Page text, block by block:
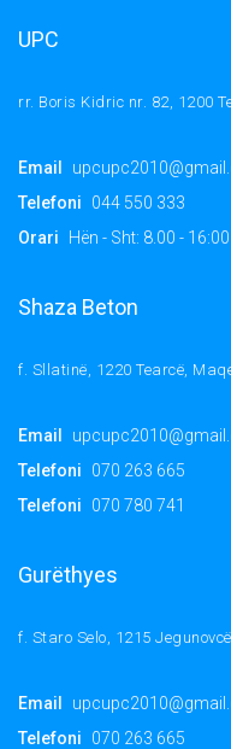
UPC
rr. Boris Kidric nr. 82, 1200
Email
Telefoni
044 550 333
Orari
Hën - Sht: 8.00 - 16:00
Shaza Beton
f. Sllatinë, 1220 Tearcë,
Email
Telefoni
070 263 665
Telefoni
070 780 741
Gurëthyes
f. Staro Selo, 1215
Email
Telefoni
070 263 665